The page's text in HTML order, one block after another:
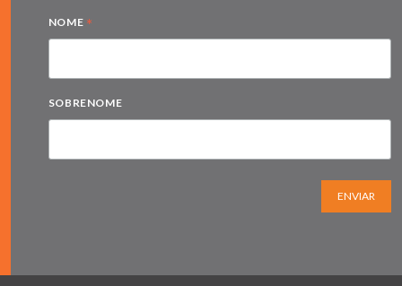
NOME *
SOBRENOME
ENVIAR